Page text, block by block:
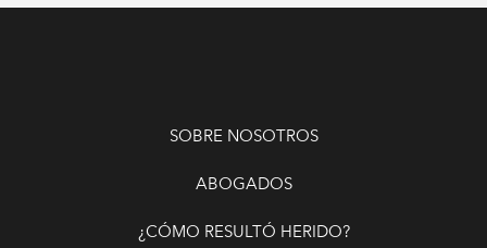
SOBRE NOSOTROS
ABOGADOS
¿CÓMO RESULTÓ HERIDO?